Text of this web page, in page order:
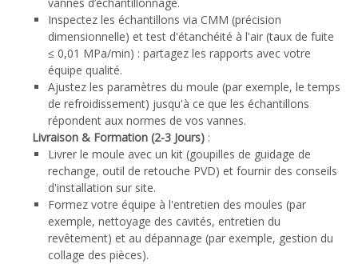
Inspectez les échantillons via CMM (précision
dimensionnelle) et test d'étanchéité à l'air (taux de fuite
≤ 0,01 MPa/min) : partagez les rapports avec votre
équipe qualité.
Ajustez les paramètres du moule (par exemple, le temps
de refroidissement) jusqu'à ce que les échantillons
répondent aux normes de vos vannes.
Livraison & Formation (2-3 Jours) :
Livrer le moule avec un kit (goupilles de guidage de
rechange, outil de retouche PVD) et fournir des conseils
d'installation sur site.
Formez votre équipe à l'entretien des moules (par
exemple, nettoyage des cavités, entretien du
revêtement) et au dépannage (par exemple, gestion du
collage des pièces).